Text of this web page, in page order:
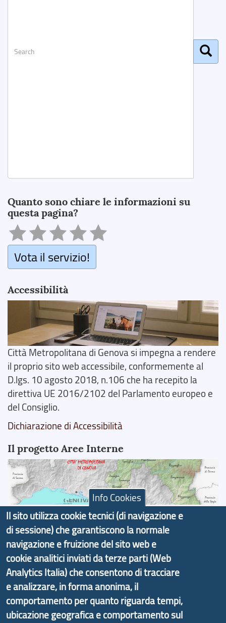
Quanto sono chiare le informazioni su
questa pagina?
Vota il servizio!
Accessibilità
Città Metropolitana di Genova si impegna a rendere
il proprio sito web accessibile, conformemente al
D.lgs. 10 agosto 2018, n.106 che ha recepito la
direttiva UE 2016/2102 del Parlamento europeo e
del Consiglio.
Dichiarazione di Accessibilità
Il progetto Aree Interne
Il portale di marketing territoriale e sviluppo locale
di Genova Città Metropolitana si è sviluppato a
partire dal progetto nazionale Aree Interne
promosso dal Dipartimento per lo Sviluppo
Economico e finalizzato al rilancio socio-economico
delle valli dell’entroterra. In particolare fornisce
informazioni ed aggiornamenti sulla
Strategia
d'Area Antola-Tigullio, in collaborazione con Regione
Info Cookies
Il sito utilizza cookie tecnici (di navigazione e
di sessione) che garantiscono la normale
navigazione e fruizione del sito web e
cookie analitici inviati da terze parti (Web
Analytics Italia) che consentono di tracciare
e analizzare, in forma anonima, il
comportamento per quanto riguarda tempi,
ubicazione geografica e comportamento sul